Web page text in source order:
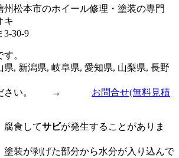
松本市のホイール修理・塗装の専門
キ
3-30-9
。
県, 新潟県, 岐阜県, 愛知県, 山梨県, 長野
ください。 → お問合せ(無料見積
腐食してサビが発生することがありま
塗装が剥げた部分から水分が入り込んで